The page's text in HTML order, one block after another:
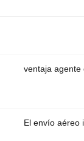
ventaja agente
El envío aéreo